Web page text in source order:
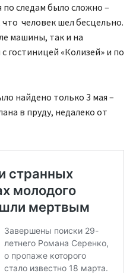
следам было сложно –
человек шел бесцельно.
машины, так и на
гостиницей «Колизей» и по
найдено только 3 мая –
в пруду, недалеко от